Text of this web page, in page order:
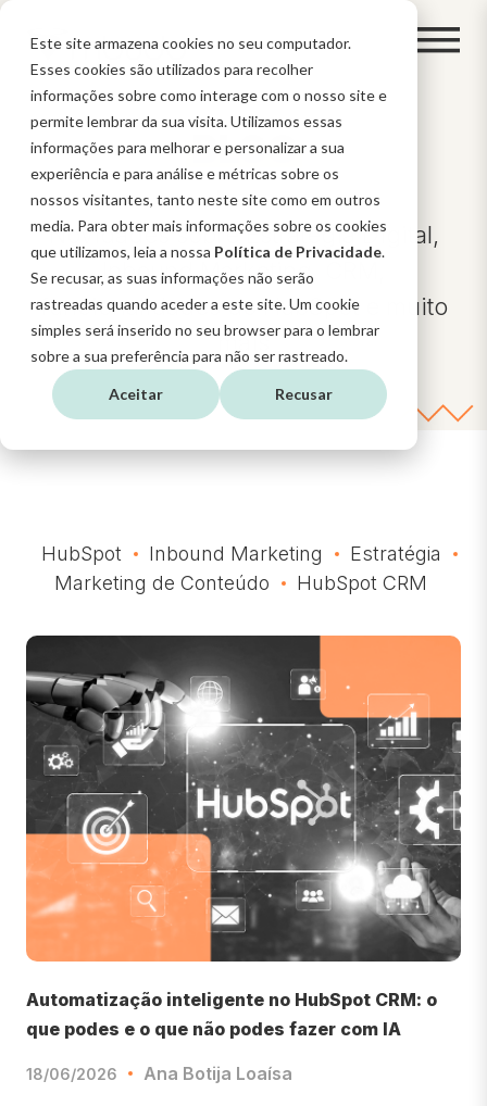
Este site armazena cookies no seu computador.
Esses cookies são utilizados para recolher
informações sobre como interage com o nosso site e
permite lembrar da sua visita. Utilizamos essas
informações para melhorar e personalizar a sua
experiência e para análise e métricas sobre os
nossos visitantes, tanto neste site como em outros
media. Para obter mais informações sobre os cookies
que utilizamos, leia a nossa Política de Privacidade.
Se recusar, as suas informações não serão
rastreadas quando aceder a este site. Um cookie
simples será inserido no seu browser para o lembrar
sobre a sua preferência para não ser rastreado.
Aceitar Recusar
BLOG
Novidades sobre Estratégia Digital,
Inbound Marketing, CRM,
funcionalidades do HubSpot e muito
mais
HubSpot Inbound Marketing
Estratégia
Marketing de Conteúdo
HubSpot CRM
Automatização inteligente no HubSpot CRM: o
que podes e o que não podes fazer com IA
18/06/2026 Ana Botija Loaísa